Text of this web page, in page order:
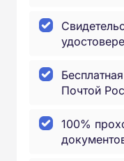
Почтой
100%